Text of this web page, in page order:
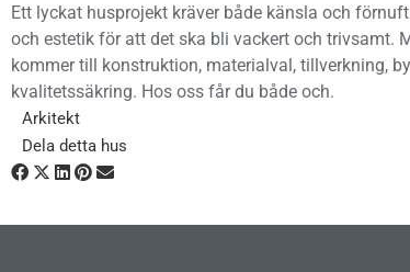
Ett lyckat husprojekt kräver både känsla och
och estetik för att det ska bli vackert och trivsamt.
kommer till konstruktion, materialval, tillverkning,
kvalitetssäkring. Hos oss får du både och.
Arkitekt
Dela detta hus